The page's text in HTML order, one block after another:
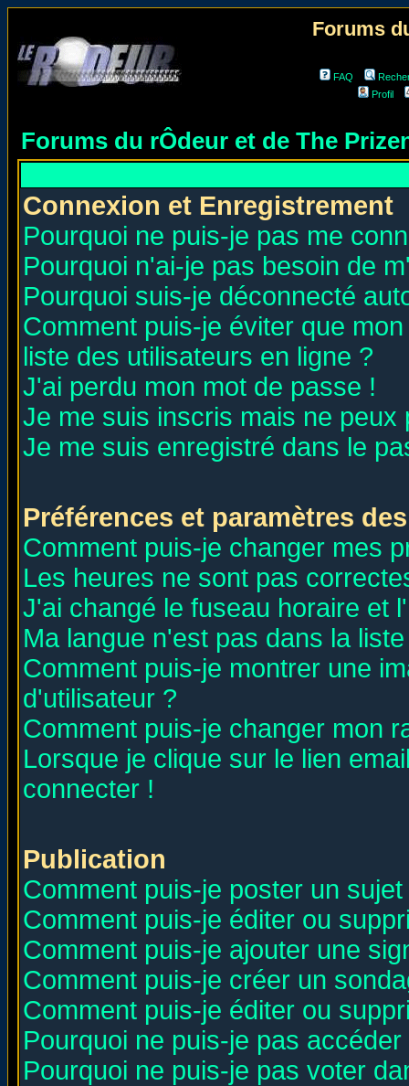
Forums
FAQ
Profil
Forums du rÔdeur et de The
Connexion et Enregistrement
Pourquoi ne puis-je pas me
Pourquoi n'ai-je pas besoin de
Pourquoi suis-je déconnecté
Comment puis-je éviter que
liste des utilisateurs en ligne ?
J'ai perdu mon mot de passe !
Je me suis inscris mais ne peux
Je me suis enregistré dans le
Préférences et paramètres
Comment puis-je changer mes
Les heures ne sont pas
J'ai changé le fuseau horaire et
Ma langue n'est pas dans la
Comment puis-je montrer une
d'utilisateur ?
Comment puis-je changer mon
Lorsque je clique sur le lien
connecter !
Publication
Comment puis-je poster un
Comment puis-je éditer ou
Comment puis-je ajouter une
Comment puis-je créer un
Comment puis-je éditer ou
Pourquoi ne puis-je pas
Pourquoi ne puis-je pas voter